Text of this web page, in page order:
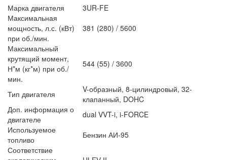
Марка двигателя
3UR-FE
Максимальная
мощность, л.с. (кВт)
при об./мин.
381 (280) / 5600
Максимальный
крутящий момент,
Н*м (кг*м) при об./
мин.
544 (55) / 3600
Тип двигателя
V-образный, 8-цилиндровый, 32-
клапанный, DOHC
Доп. информация о
двигателе
dual VVT-i, i-FORCE
Используемое
топливо
Бензин АИ-95
Соответствие